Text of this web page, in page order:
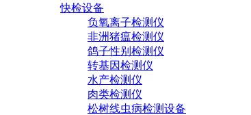
快检设备
负氧离子检测仪
非洲猪瘟检测仪
鸽子性别检测仪
转基因检测仪
水产检测仪
肉类检测仪
松树线虫病检测设备